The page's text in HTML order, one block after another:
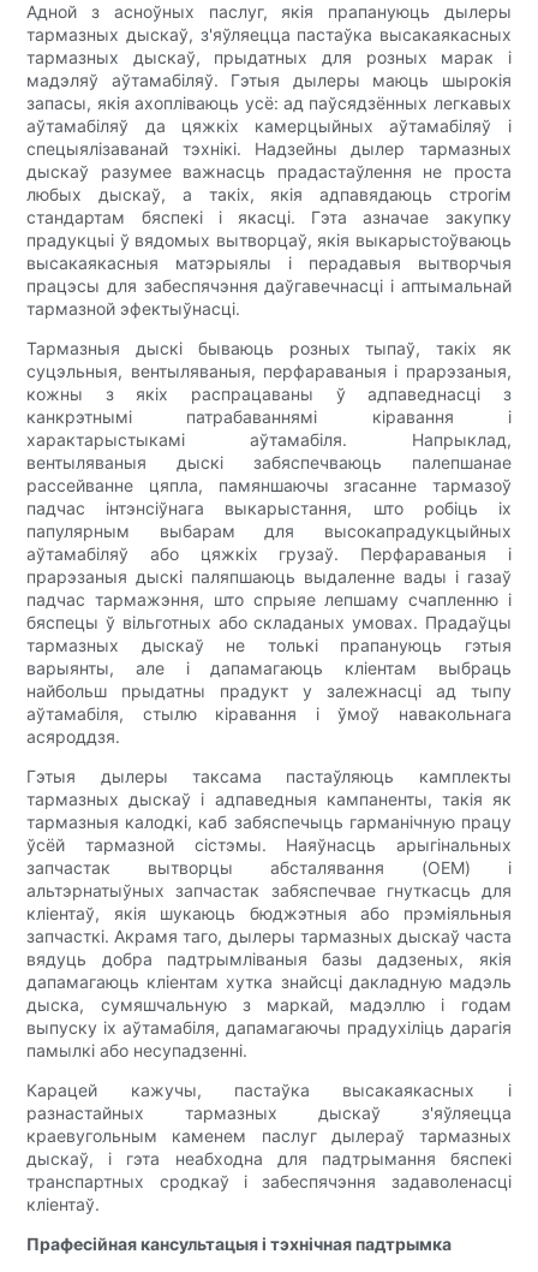
Адной з асноўных паслуг, якія прапануюць дылеры
тармазных дыскаў, з'яўляецца пастаўка высакаякасных
тармазных дыскаў, прыдатных для розных марак і
мадэляў аўтамабіляў. Гэтыя дылеры маюць шырокія
запасы, якія ахопліваюць усё: ад паўсядзённых легкавых
аўтамабіляў да цяжкіх камерцыйных аўтамабіляў і
спецыялізаванай тэхнікі. Надзейны дылер тармазных
дыскаў разумее важнасць прадастаўлення не проста
любых дыскаў, а такіх, якія адпавядаюць строгім
стандартам бяспекі і якасці. Гэта азначае закупку
прадукцыі ў вядомых вытворцаў, якія выкарыстоўваюць
высакаякасныя матэрыялы і перадавыя вытворчыя
працэсы для забеспячэння даўгавечнасці і аптымальнай
тармазной эфектыўнасці.
Тармазныя дыскі бываюць розных тыпаў, такіх як
суцэльныя, вентыляваныя, перфараваныя і прарэзаныя,
кожны з якіх распрацаваны ў адпаведнасці з
канкрэтнымі патрабаваннямі кіравання і
характарыстыкамі аўтамабіля. Напрыклад,
вентыляваныя дыскі забяспечваюць палепшанае
рассейванне цяпла, памяншаючы згасанне тармазоў
падчас інтэнсіўнага выкарыстання, што робіць іх
папулярным выбарам для высокапрадукцыйных
аўтамабіляў або цяжкіх грузаў. Перфараваныя і
прарэзаныя дыскі паляпшаюць выдаленне вады і газаў
падчас тармажэння, што спрыяе лепшаму счапленню і
бяспецы ў вільготных або складаных умовах. Прадаўцы
тармазных дыскаў не толькі прапануюць гэтыя
варыянты, але і дапамагаюць кліентам выбраць
найбольш прыдатны прадукт у залежнасці ад тыпу
аўтамабіля, стылю кіравання і ўмоў навакольнага
асяроддзя.
Гэтыя дылеры таксама пастаўляюць камплекты
тармазных дыскаў і адпаведныя кампаненты, такія як
тармазныя калодкі, каб забяспечыць гарманічную працу
ўсёй тармазной сістэмы. Наяўнасць арыгінальных
запчастак вытворцы абсталявання (OEM) і
альтэрнатыўных запчастак забяспечвае гнуткасць для
кліентаў, якія шукаюць бюджэтныя або прэміяльныя
запчасткі. Акрамя таго, дылеры тармазных дыскаў часта
вядуць добра падтрымліваныя базы дадзеных, якія
дапамагаюць кліентам хутка знайсці дакладную мадэль
дыска, сумяшчальную з маркай, мадэллю і годам
выпуску іх аўтамабіля, дапамагаючы прадухіліць дарагія
памылкі або несупадзенні.
Карацей кажучы, пастаўка высакаякасных і
разнастайных тармазных дыскаў з'яўляецца
краевугольным каменем паслуг дылераў тармазных
дыскаў, і гэта неабходна для падтрымання бяспекі
транспартных сродкаў і забеспячэння задаволенасці
кліентаў.
Прафесійная кансультацыя і тэхнічная падтрымка